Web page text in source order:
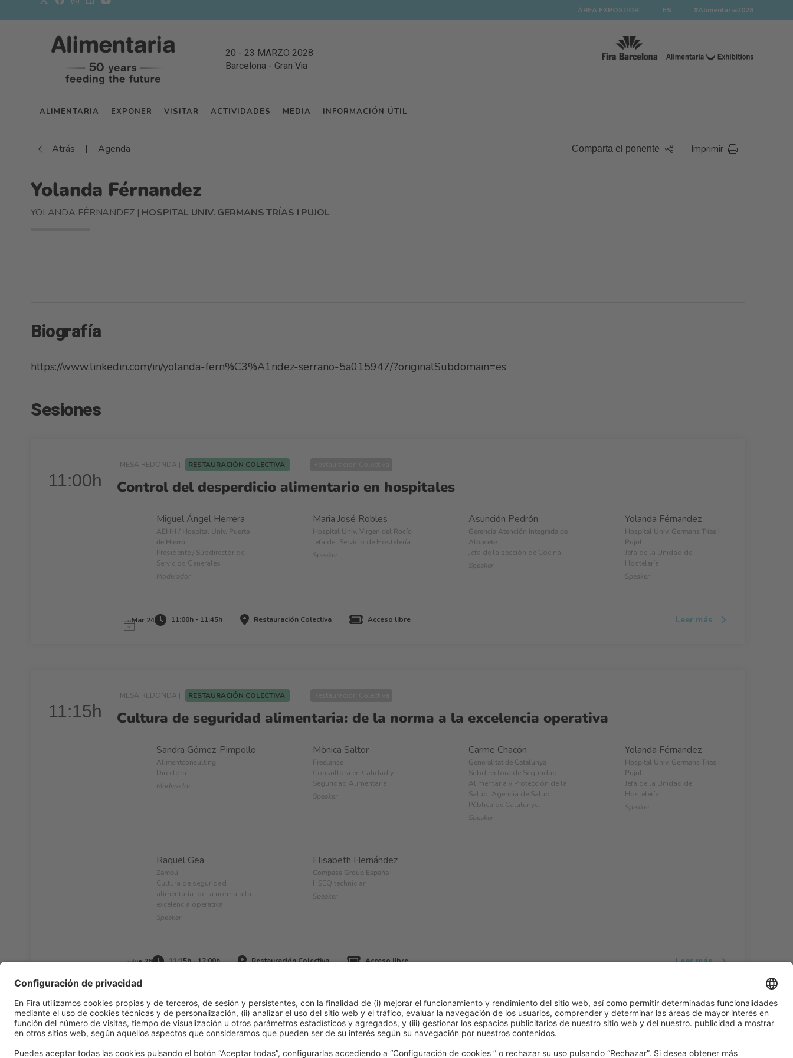
ÁREA EXPOSITOR ES #Alimentaria2028
20 - 23 MARZO 2028
Barcelona - Gran Via
ALIMENTARIA EXPONER VISITAR ACTIVIDADES MEDIA INFORMACIÓN ÚTIL
Atrás | Agenda Comparta el ponente Imprimir
Yolanda Férnandez
YOLANDA FÉRNANDEZ | HOSPITAL UNIV. GERMANS TRÍAS I PUJOL
Biografía
https://www.linkedin.com/in/yolanda-fern%C3%A1ndez-serrano-5a015947/?originalSubdomain=es
Sesiones
11:00h
MESA REDONDA | RESTAURACIÓN COLECTIVA
Control del desperdicio alimentario en hospitales
Miguel Ángel Herrera
AEHH / Hospital Univ. Puerta
de Hierro
Presidente / Subdirector de
Servicios Generales
Moderador
Maria José Robles
Hospital Univ. Virgen del Rocío
Jefa del Servicio de Hostelería
Speaker
Asunción Pedrón
Gerencia Atención Integrada de
Albacete
Jefa de la sección de Cocina
Speaker
Yolanda Férnandez
Hospital Univ. Germans Trías i
Pujol
Jefa de la Unidad de
Hostelería
Speaker
Mar 24 11:00h - 11:45h Restauración Colectiva Acceso libre Leer más
11:15h
MESA REDONDA | RESTAURACIÓN COLECTIVA
Cultura de seguridad alimentaria: de la norma a la excelencia operativa
Yolanda Férnandez
Hospital Univ. Germans Trías i
Pujol
Jefa de la Unidad de
Hostelería
Speaker
Mònica Saltor
Freelance
Consultora en Calidad y
Seguridad Alimentaria.
Speaker
Sandra Gómez-Pimpollo
Alimentconsulting
Directora
Moderador
Carme Chacón
Generalitat de Catalunya
Subdirectora de Seguridad
Alimentaria y Protección de la
Salud. Agencia de Salud
Pública de Catalunya.
Speaker
Raquel Gea
Zambú
Cultura de seguridad
alimentaria: de la norma a la
excelencia operativa
Speaker
Elisabeth Hernández
Compass Group España
HSEQ technician
Speaker
Jue 26 11:15h - 12:00h Restauración Colectiva Acceso libre Leer más